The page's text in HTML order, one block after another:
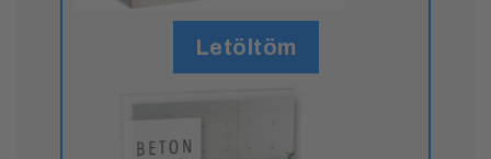
Letöltöm